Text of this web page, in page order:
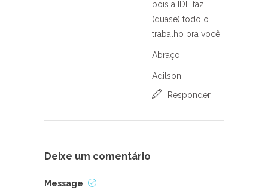
pois a IDE faz
(quase) todo o
trabalho pra você.
Abraço!
Adilson
Responder
Deixe um comentário
Message